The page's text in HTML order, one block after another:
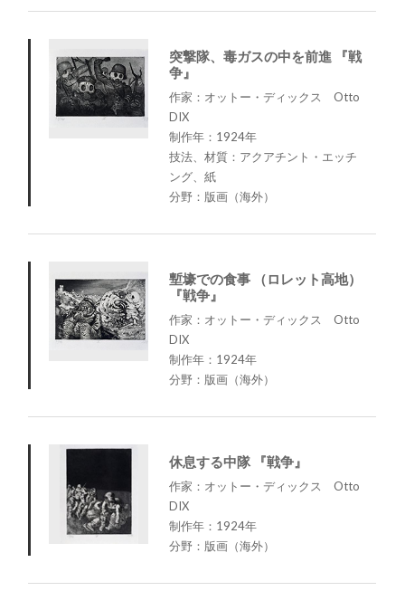
突撃隊、毒ガスの中を前進 『戦
争』
作家：オットー・ディックス Otto
DIX
制作年：1924年
技法、材質：アクアチント・エッチ
ング、紙
分野：版画（海外）
塹壕での食事 （ロレット高地）
『戦争』
作家：オットー・ディックス Otto
DIX
制作年：1924年
分野：版画（海外）
休息する中隊 『戦争』
作家：オットー・ディックス Otto
DIX
制作年：1924年
分野：版画（海外）